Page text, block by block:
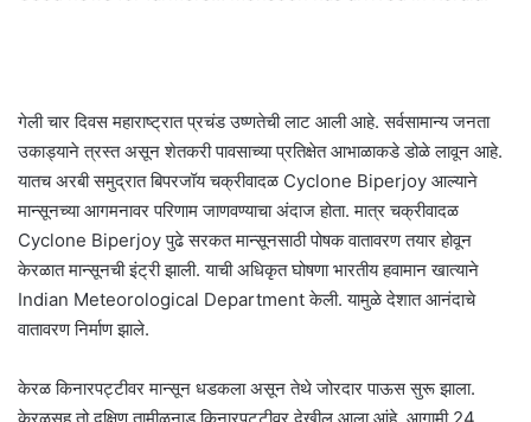
गेली चार दिवस महाराष्ट्रात प्रचंड उष्णतेची लाट आली आहे. सर्वसामान्य जनता
उकाड्याने त्रस्त असून शेतकरी पावसाच्या प्रतिक्षेत आभाळाकडे डोळे लावून आहे.
यातच अरबी समुद्रात बिपरजॉय चक्रीवादळ Cyclone Biperjoy आल्याने
मान्सूनच्या आगमनावर परिणाम जाणवण्याचा अंदाज होता. मात्र चक्रीवादळ
Cyclone Biperjoy पुढे सरकत मान्सूनसाठी पोषक वातावरण तयार होवून
केरळात मान्सूनची इंट्री झाली. याची अधिकृत घोषणा भारतीय हवामान खात्याने
Indian Meteorological Department केली. यामुळे देशात आनंदाचे
वातावरण निर्माण झाले.
केरळ किनारपट्टीवर मान्सून धडकला असून तेथे जोरदार पाऊस सुरू झाला.